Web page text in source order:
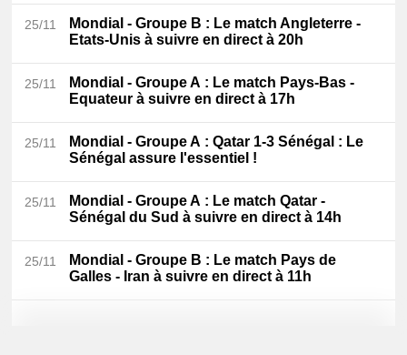
25/11 Mondial - Groupe B : Le match Angleterre -
Etats-Unis à suivre en direct à 20h
25/11 Mondial - Groupe A : Le match Pays-Bas -
Equateur à suivre en direct à 17h
25/11 Mondial - Groupe A : Qatar 1-3 Sénégal : Le
Sénégal assure l'essentiel !
25/11 Mondial - Groupe A : Le match Qatar -
Sénégal du Sud à suivre en direct à 14h
25/11 Mondial - Groupe B : Le match Pays de
Galles - Iran à suivre en direct à 11h